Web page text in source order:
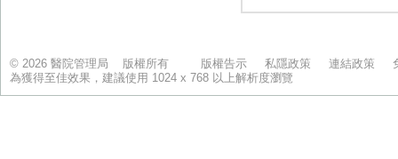
© 2026 醫院管理局 版權所有 版權告示 私隱政策 連結政策
為獲得至佳效果，建議使用 1024 x 768 以上解析度瀏覽